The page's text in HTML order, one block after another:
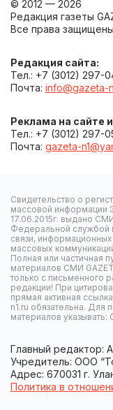
© 2012 — 2026
Редакция газеты
Все права
Редакция сайта:
Тел.: +7 (3012) 297-
Почта: info@gazeta-
Реклама на сайте
Тел.: +7 (3012) 297-
Почта: gazeta-
Свидетельство о
массовой
17.06.2015г. выдано
Федеральной службой
связи, информационных
массовых
Полная или частичная
материалов СМИ
только с письменного
редакции! При
прямая активная
n1.ru обязательна. Для
материалов указывать:
Главный редактор:
Учредитель: ООО
Адрес: 670031 г.
Политика в